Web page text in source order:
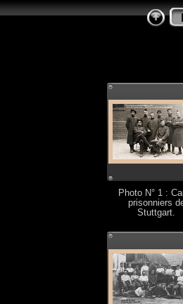
Photo N° 1 :
prisonniers
Stuttgart.